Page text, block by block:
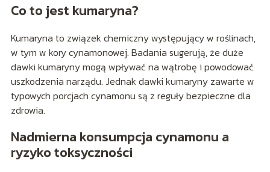
Co to jest kumaryna?
Kumaryna to związek chemiczny występujący w roślinach,
w tym w kory cynamonowej. Badania sugerują, że duże
dawki kumaryny mogą wpływać na wątrobę i powodować
uszkodzenia narządu. Jednak dawki kumaryny zawarte w
typowych porcjach cynamonu są z reguły bezpieczne dla
zdrowia.
Nadmierna konsumpcja cynamonu a
ryzyko toksyczności